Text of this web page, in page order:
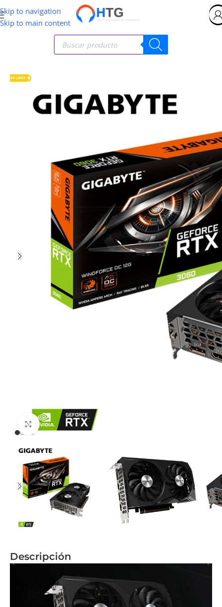
Skip to navigation
Skip to main content
Clic para ampliar
Descripción